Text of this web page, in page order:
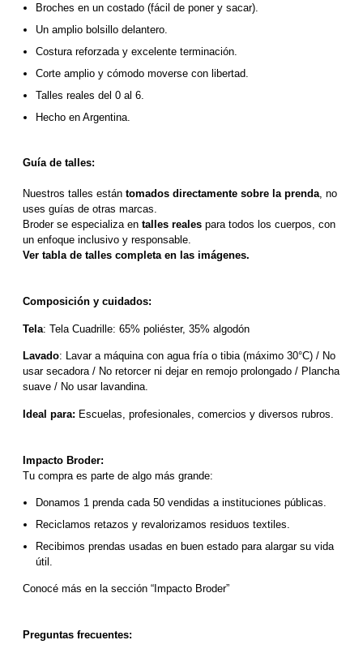
Broches en un costado (fácil de poner y sacar).
Un amplio bolsillo delantero.
Costura reforzada y excelente terminación.
Corte amplio y cómodo moverse con libertad.
Talles reales del 0 al 6.
Hecho en Argentina.
Guía de talles:
Nuestros talles están tomados directamente sobre la prenda, no
uses guías de otras marcas.
Broder se especializa en talles reales para todos los cuerpos, con
un enfoque inclusivo y responsable.
Ver tabla de talles completa en las imágenes.
Composición y cuidados:
Tela: Tela Cuadrille: 65% poliéster, 35% algodón
Lavado: Lavar a máquina con agua fría o tibia (máximo 30°C) / No
usar secadora / No retorcer ni dejar en remojo prolongado / Plancha
suave / No usar lavandina.
Ideal para: Escuelas, profesionales, comercios y diversos rubros.
Impacto Broder:
Tu compra es parte de algo más grande:
Donamos 1 prenda cada 50 vendidas a instituciones públicas.
Reciclamos retazos y revalorizamos residuos textiles.
Recibimos prendas usadas en buen estado para alargar su vida
útil.
Conocé más en la sección “Impacto Broder”
Preguntas frecuentes: